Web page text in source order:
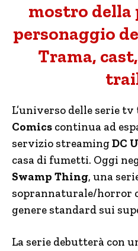
mostro della
personaggio
Trama,
L’universo delle serie
Comics continua ad
servizio streamingDC
casa di fumetti. Oggi
Swamp Thing, una
soprannaturale/horror
genere standard sui
La serie debutterà con